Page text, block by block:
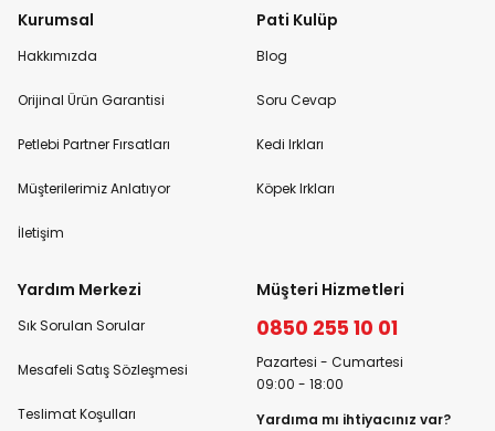
Kurumsal
Hakkımızda
Orijinal Ürün Garantisi
Petlebi Partner Fırsatları
Müşterilerimiz Anlatıyor
İletişim
Pati Kulüp
Blog
Soru Cevap
Kedi Irkları
Köpek Irkları
Yardım Merkezi
Sık Sorulan Sorular
Mesafeli Satış Sözleşmesi
Teslimat Koşulları
Müşteri Hizmetleri
0850 255 10 01
Pazartesi - Cumartesi
09:00 - 18:00
Yardıma mı ihtiyacınız var?